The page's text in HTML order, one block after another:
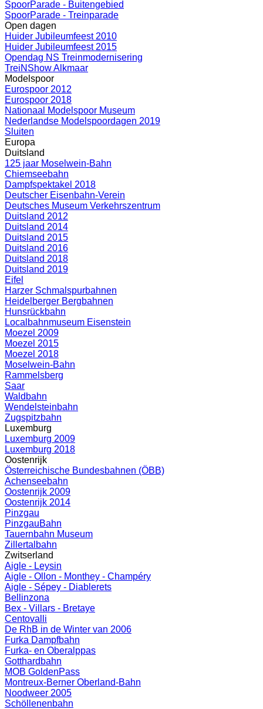
SpoorParade - Buitengebied
SpoorParade - Treinparade
Open dagen
Huider Jubileumfeest 2010
Huider Jubileumfeest 2015
Opendag NS Treinmodernisering
TreiNShow Alkmaar
Modelspoor
Eurospoor 2012
Eurospoor 2018
Nationaal Modelspoor Museum
Nederlandse Modelspoordagen 2019
Sluiten
Europa
Duitsland
125 jaar Moselwein-Bahn
Chiemseebahn
Dampfspektakel 2018
Deutscher Eisenbahn-Verein
Deutsches Museum Verkehrszentrum
Duitsland 2012
Duitsland 2014
Duitsland 2015
Duitsland 2016
Duitsland 2018
Duitsland 2019
Eifel
Harzer Schmalspurbahnen
Heidelberger Bergbahnen
Hunsrückbahn
Localbahnmuseum Eisenstein
Moezel 2009
Moezel 2015
Moezel 2018
Moselwein-Bahn
Rammelsberg
Saar
Waldbahn
Wendelsteinbahn
Zugspitzbahn
Luxemburg
Luxemburg 2009
Luxemburg 2018
Oostenrijk
Österreichische Bundesbahnen (ÖBB)
Achenseebahn
Oostenrijk 2009
Oostenrijk 2014
Pinzgau
PinzgauBahn
Tauernbahn Museum
Zillertalbahn
Zwitserland
Aigle - Leysin
Aigle - Ollon - Monthey - Champéry
Aigle - Sépey - Diablerets
Bellinzona
Bex - Villars - Bretaye
Centovalli
De RhB in de Winter van 2006
Furka Dampfbahn
Furka- en Oberalppas
Gotthardbahn
MOB GoldenPass
Montreux-Berner Oberland-Bahn
Noodweer 2005
Schöllenenbahn